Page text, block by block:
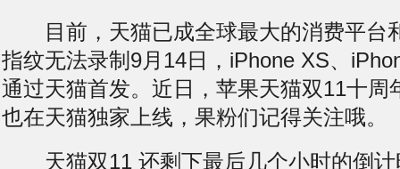
目前，天猫已成全球最大的消费平台
指纹无法录制 9月14日，iPhone XS、
通过天猫首发。近日，苹果天猫双11十周
也在天猫独家上线，果粉们记得关注哦。
天猫双11 还剩下最后几个小时的倒计